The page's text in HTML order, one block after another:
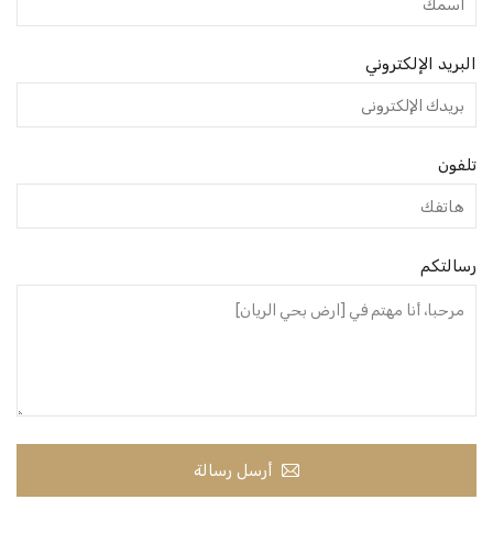
البريد الإلكتروني
تلفون
رسالتكم
أرسل رسالة